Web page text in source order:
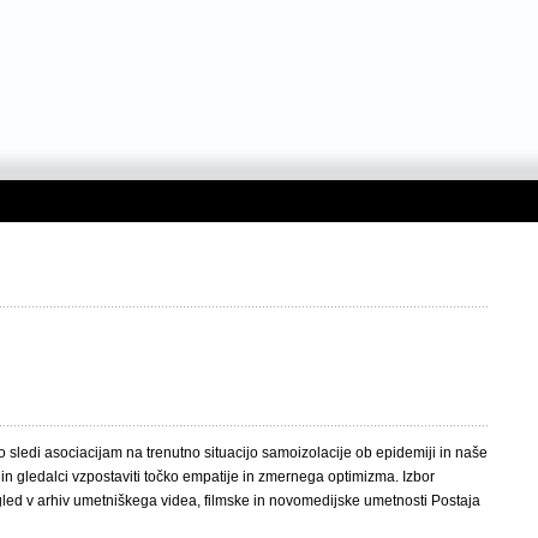
sledi asociacijam na trenutno situacijo samoizolacije ob epidemiji in naše
gledalci vzpostaviti točko empatije in zmernega optimizma. Izbor
v arhiv umetniškega videa, filmske in novomedijske umetnosti Postaja